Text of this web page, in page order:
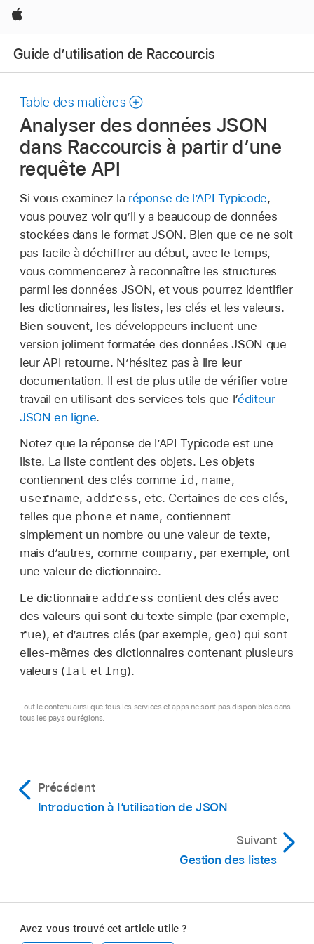
Apple
Guide d’utilisation de Raccourcis
Table des matières
Analyser des données JSON
dans Raccourcis à partir d’une
requête API
Si vous examinez la réponse de l’API Typicode,
vous pouvez voir qu’il y a beaucoup de données
stockées dans le format JSON. Bien que ce ne soit
pas facile à déchiffrer au début, avec le temps,
vous commencerez à reconnaître les structures
parmi les données JSON, et vous pourrez identifier
les dictionnaires, les listes, les clés et les valeurs.
Bien souvent, les développeurs incluent une
version joliment formatée des données JSON que
leur API retourne. N’hésitez pas à lire leur
documentation. Il est de plus utile de vérifier votre
travail en utilisant des services tels que l’éditeur
JSON en ligne.
Notez que la réponse de l’API Typicode est une
liste. La liste contient des objets. Les objets
contiennent des clés comme id, name,
username, address, etc. Certaines de ces clés,
telles que phone et name, contiennent
simplement un nombre ou une valeur de texte,
mais d’autres, comme company, par exemple, ont
une valeur de dictionnaire.
Le dictionnaire address contient des clés avec
des valeurs qui sont du texte simple (par exemple,
rue), et d’autres clés (par exemple, geo) qui sont
elles-mêmes des dictionnaires contenant plusieurs
valeurs (lat et lng).
Tout le contenu ainsi que tous les services et apps ne sont pas disponibles dans
tous les pays ou régions.
Précédent
Introduction à l’utilisation de JSON
Suivant
Gestion des listes
Avez-vous trouvé cet article utile ?